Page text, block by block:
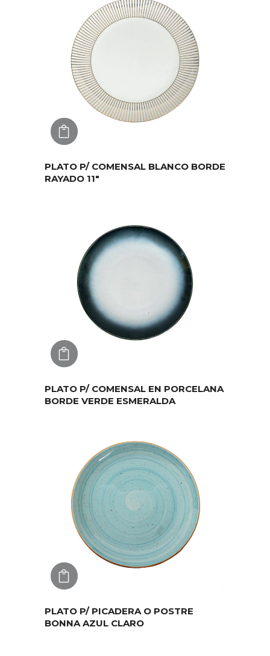
PLATO P/ COMENSAL BLANCO BORDE
RAYADO 11″
PLATO P/ COMENSAL EN PORCELANA
BORDE VERDE ESMERALDA
PLATO P/ PICADERA O POSTRE
BONNA AZUL CLARO